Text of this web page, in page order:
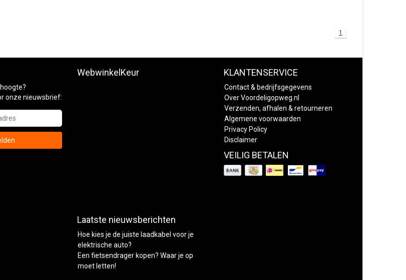
1
onze nieuwsbrief:
WebwinkelKeur
Laatste nieuwsberichten
Hoe kies je de juiste laadkabel voor je
elektrische auto?
Een fietsendrager kopen? Waar je op
moet letten!
KLANTENSERVICE
Contact & bedrijfsgegevens
Over Voordeligopweg.nl
Verzenden, afhalen & retourneren
Algemene voorwaarden
Privacy Policy
Disclaimer
VEILIG BETALEN